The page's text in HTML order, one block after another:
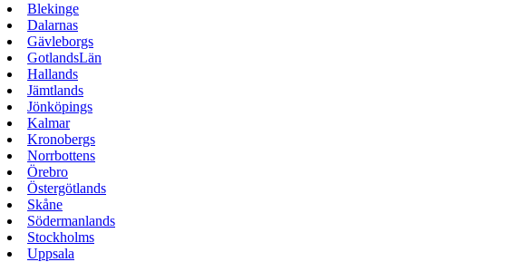
Blekinge
Dalarnas
Gävleborgs
GotlandsLän
Hallands
Jämtlands
Jönköpings
Kalmar
Kronobergs
Norrbottens
Örebro
Östergötlands
Skåne
Södermanlands
Stockholms
Uppsala